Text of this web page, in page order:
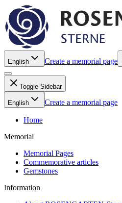
English Create a memorial page
Toggle Sidebar
English Create a memorial page
Home
Memorial
Memorial Pages
Commemorative articles
Gemstones
Information